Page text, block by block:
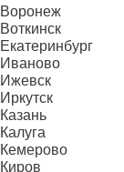
Воронеж
Воткинск
Екатеринбург
Иваново
Ижевск
Иркутск
Казань
Калуга
Кемерово
Киров